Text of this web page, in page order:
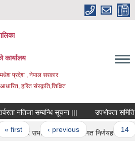
कार्यालय
मधेश प्रदेश , नेपाल सरकार
हरित संस्कृति,शिक्षित
नतिजा सम्बन्धि सूचना ||| उपभोक्ता समिति
‹ previous … 14
छेठौ नगर सभा बाट स्विकृत नीतिगत निर्णयहरु